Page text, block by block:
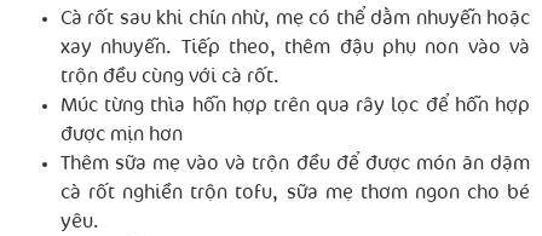
Cà rốt sau khi chín nhừ, mẹ có thể dằm nhuyễn hoặc
xay nhuyễn. Tiếp theo, thêm đậu phụ non vào và
trộn đều cùng với cà rốt.
Múc từng thìa hỗn hợp trên qua rây lọc để hỗn hợp
được mịn hơn
Thêm sữa mẹ vào và trộn đều để được món ăn dặm
cà rốt nghiền trộn tofu, sữa mẹ thơm ngon cho bé
yêu.